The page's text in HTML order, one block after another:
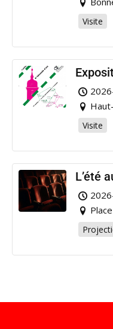
Visite
Visite
L’été